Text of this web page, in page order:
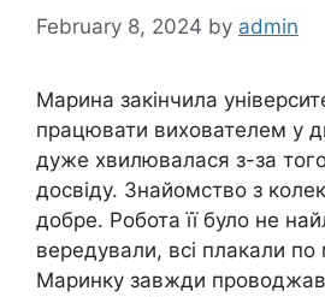
February 8, 2024 by admin
Марина закінчила
працювати вихователем у
дуже хвилювалася з-за
досвіду. Знайомство з
добре. Робота її було не
вередували, всі плакали по
Маринку завжди проводжав